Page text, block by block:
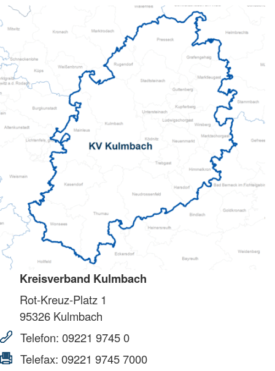
Kreisverband Kulmbach
Rot-Kreuz-Platz 1
95326 Kulmbach
Telefon: 09221 9745 0
Telefax: 09221 9745 7000